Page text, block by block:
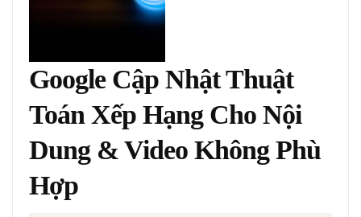
Google Cập Nhật Thuật
Toán Xếp Hạng Cho Nội
Dung & Video Không Phù
Hợp